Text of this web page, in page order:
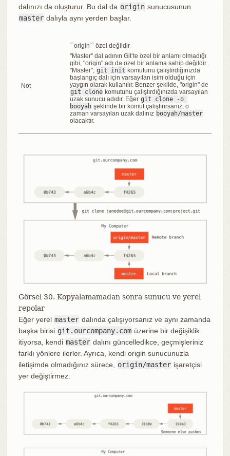
dalınızı da oluşturur. Bu dal da origin sunucusunun
master dalıyla aynı yerden başlar.
Not
``origin`` özel değildir
"Master" dal adının Git’te özel bir anlamı olmadığı
gibi, "origin" adı da özel bir anlama sahip değildir.
"Master", git init komutunu çalıştırdığınızda
başlangıç dalı için varsayılan isim olduğu için
yaygın olarak kullanılır. Benzer şekilde, "origin" de
git clone komutunu çalıştırdığınızda varsayılan
uzak sunucu adıdır. Eğer git clone -o
booyah şeklinde bir komut çalıştırırsanız, o
zaman varsayılan uzak dalınız booyah/master
olacaktır.
Görsel 30. Kopyalamamadan sonra sunucu ve yerel
repolar
Eğer yerel master dalında çalışıyorsanız ve aynı zamanda
başka birisi git.ourcompany.com üzerine bir değişiklik
itiyorsa, kendi master dalını güncelledikce, geçmişleriniz
farklı yönlere ilerler. Ayrıca, kendi origin sunucunuzla
iletişimde olmadığınız sürece, origin/master işaretçisi
yer değiştirmez.